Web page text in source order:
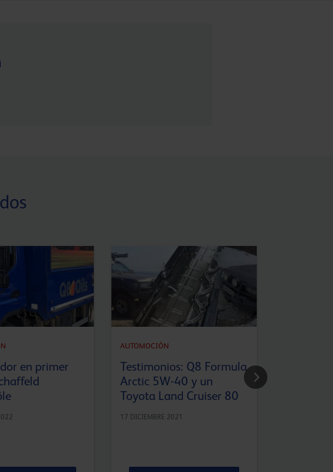
en primer
AUTOMOCIÓN
Testimonios: Q8 Formula
Arctic 5W-40 y un
Toyota Land Cruiser 80
17 DICIEMBRE 2021